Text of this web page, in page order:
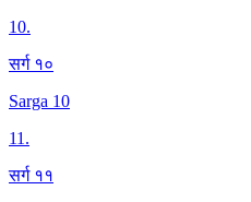
10.
सर्ग १०
Sarga 10
11.
सर्ग ११